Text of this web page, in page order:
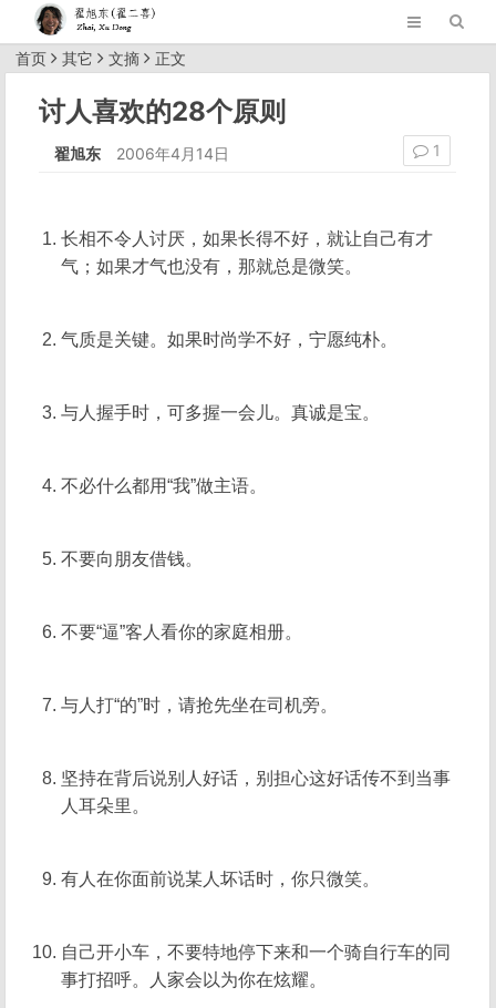
首页 其它 文摘 正文
讨人喜欢的28个原则
翟旭东 2006年4月14日 1
长相不令人讨厌，如果长得不好，就让自己有才
气；如果才气也没有，那就总是微笑。
气质是关键。如果时尚学不好，宁愿纯朴。
与人握手时，可多握一会儿。真诚是宝。
不必什么都用“我”做主语。
不要向朋友借钱。
不要“逼”客人看你的家庭相册。
与人打“的”时，请抢先坐在司机旁。
坚持在背后说别人好话，别担心这好话传不到当事
人耳朵里。
有人在你面前说某人坏话时，你只微笑。
自己开小车，不要特地停下来和一个骑自行车的同
事打招呼。人家会以为你在炫耀。